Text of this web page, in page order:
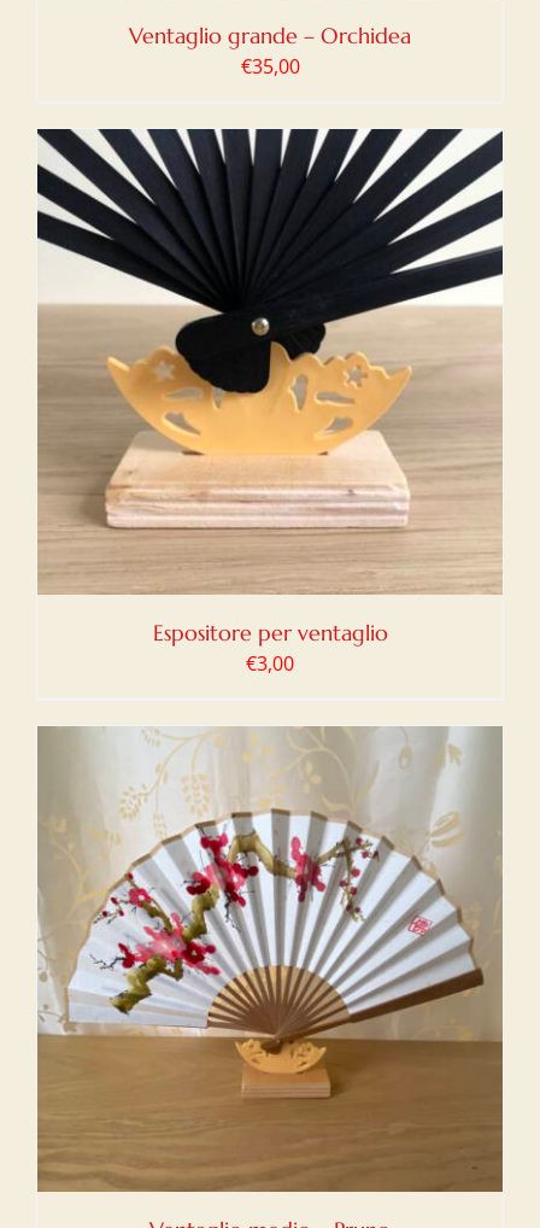
Ventaglio grande – Orchidea
€35,00
Espositore per ventaglio
€3,00